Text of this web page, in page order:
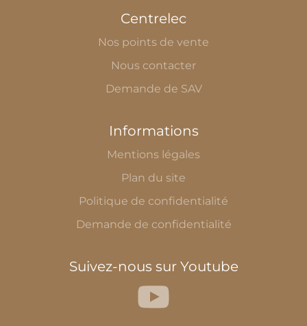
Centrelec
Nos points de vente
Nous contacter
Demande de SAV
Informations
Mentions légales
Plan du site
Politique de confidentialité
Demande de confidentialité
Suivez-nous sur Youtube